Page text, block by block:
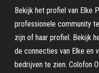
Bekijk het profiel van Elke
professionele community
zijn of haar profiel. Bekijk
de connecties van Elke en
bedrijven te zien. Colofon